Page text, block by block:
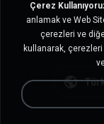
Çerez
anlamak ve Web
çerezleri ve
kullanarak,